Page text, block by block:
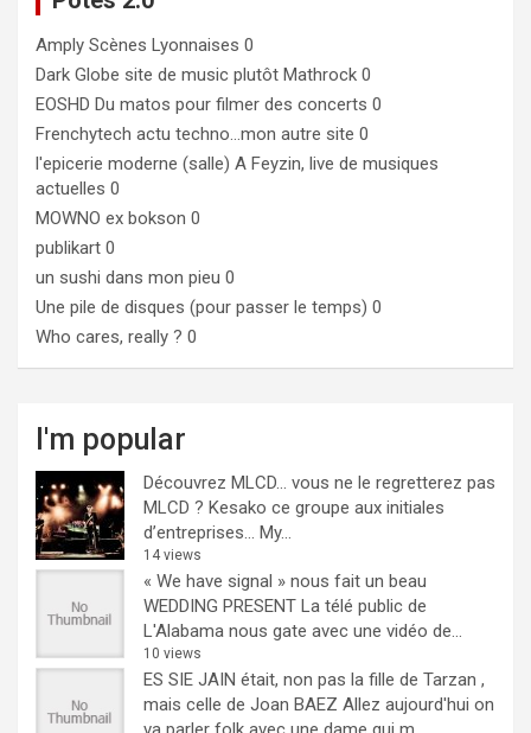
Amply Scènes Lyonnaises 0
Dark Globe site de music plutôt Mathrock 0
EOSHD Du matos pour filmer des concerts 0
Frenchytech actu techno…mon autre site 0
l'epicerie moderne (salle) A Feyzin, live de musiques
actuelles 0
MOWNO ex bokson 0
publikart 0
un sushi dans mon pieu 0
Une pile de disques (pour passer le temps) 0
Who cares, really ? 0
I'm popular
Découvrez MLCD… vous ne le regretterez pas
MLCD ? Kesako ce groupe aux initiales
d’entreprises… My...
14 views
« We have signal » nous fait un beau
WEDDING PRESENT La télé public de
L'Alabama nous gate avec une vidéo de...
10 views
ES SIE JAIN était, non pas la fille de Tarzan ,
mais celle de Joan BAEZ Allez aujourd'hui on